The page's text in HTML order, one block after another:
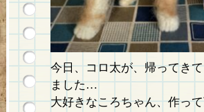
今日、コロ太が、帰ってき
ました…
大好きなころちゃん、作っ